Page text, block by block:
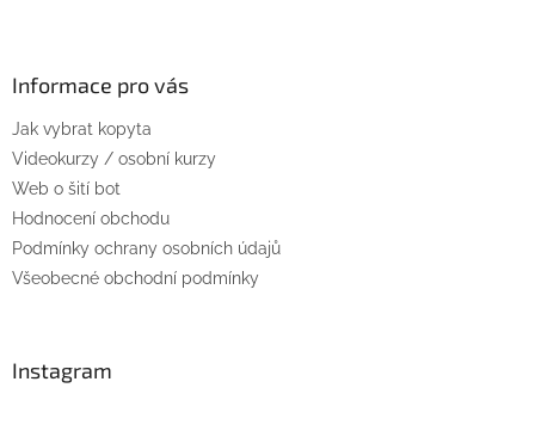
Informace pro vás
Jak vybrat kopyta
Videokurzy / osobní kurzy
Web o šití bot
Hodnocení obchodu
Podmínky ochrany osobních údajů
Všeobecné obchodní podmínky
Instagram